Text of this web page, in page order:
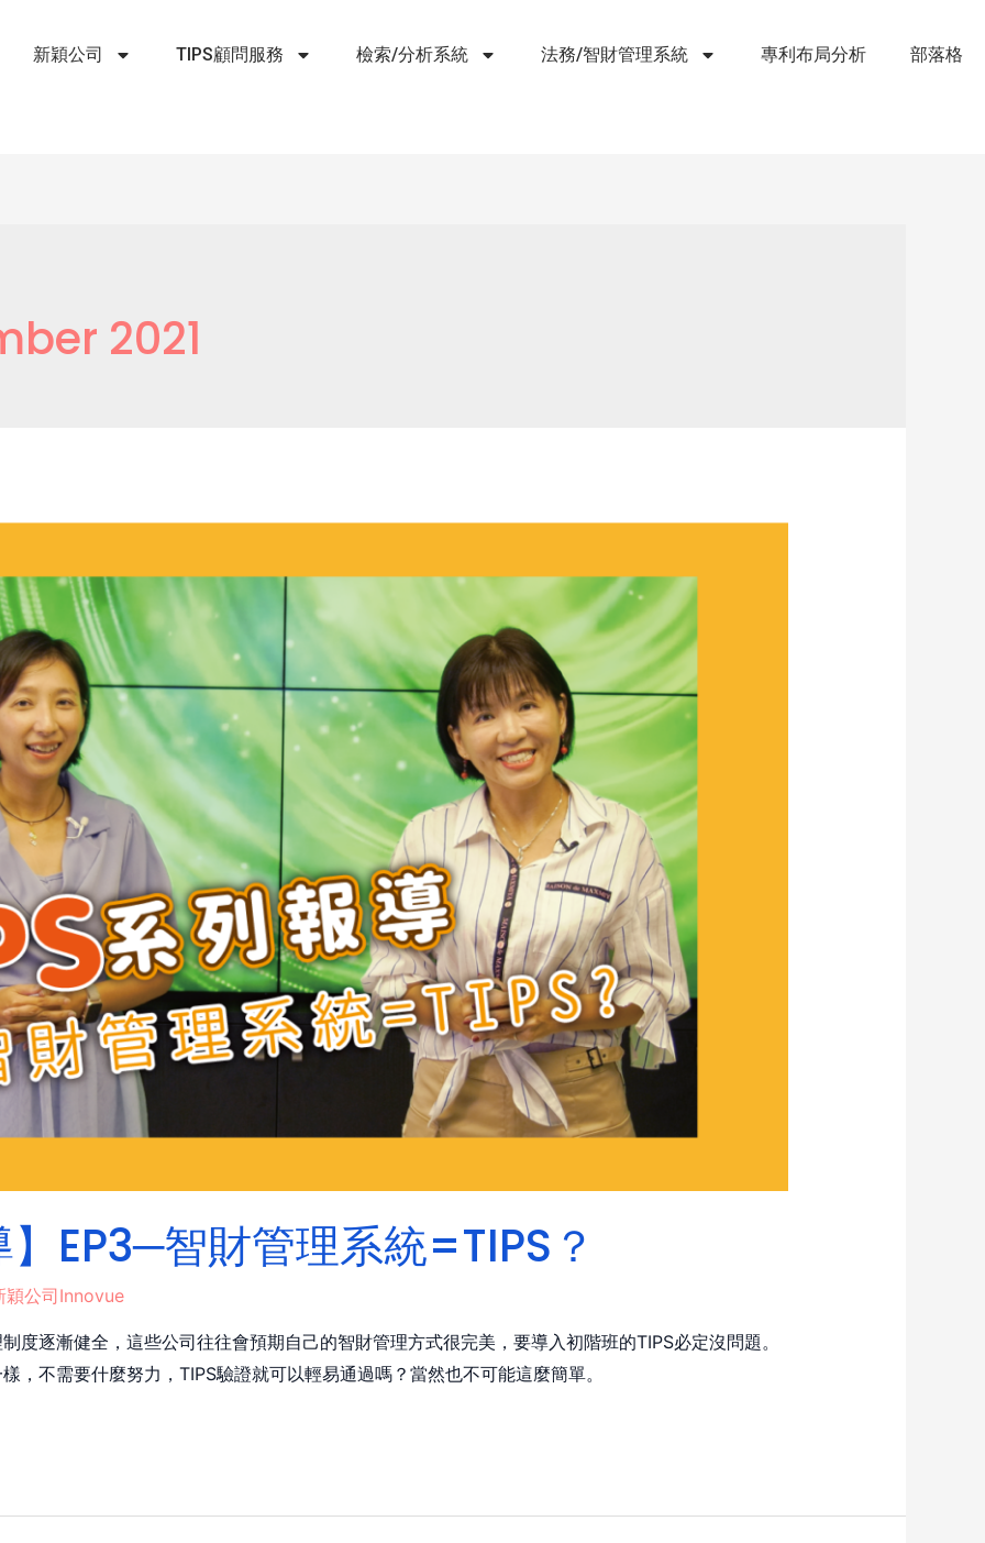
新穎公司 TIPS顧問服務 檢索/分析系統 法務/智財管理系統 專利布局分析 部落格
2021
】EP3─智財管理系統=TIPS？
穎公司Innovue
度逐漸健全，這些公司往往會預期自己的智財管理方式很完美，要導入初階班的TIPS必定沒問題。
，不需要什麼努力，TIPS驗證就可以輕易通過嗎？當然也不可能這麼簡單。